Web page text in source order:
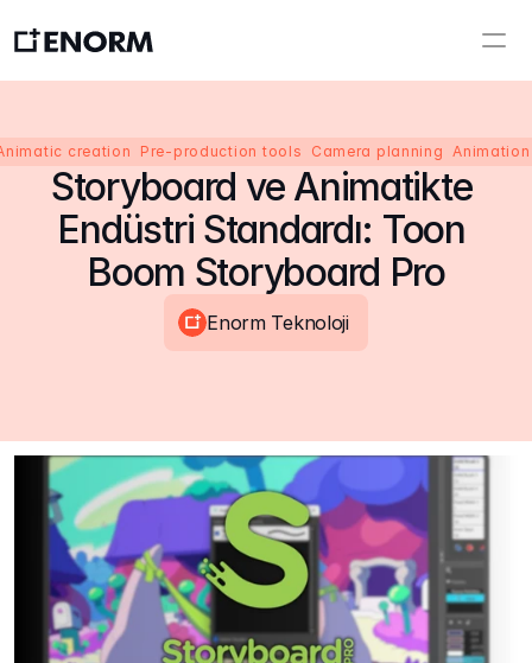
creation  Pre-production tools  Camera planning
Storyboard ve Animatikte
Endüstri Standardı: Toon
Boom Storyboard Pro
Enorm Teknoloji